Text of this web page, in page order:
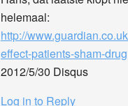
helemaal:
http://
effect-patients-sham-drug
2012/5/30 Disqus
Log in to Reply